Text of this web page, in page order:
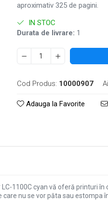
aproximativ 325 de pagini.
IN STOC
Durata de livrare: 1
Cod Produs: 10000907
Adauga la Favorite
1100C cyan vă oferă printuri
nu se vor păta sau estompa